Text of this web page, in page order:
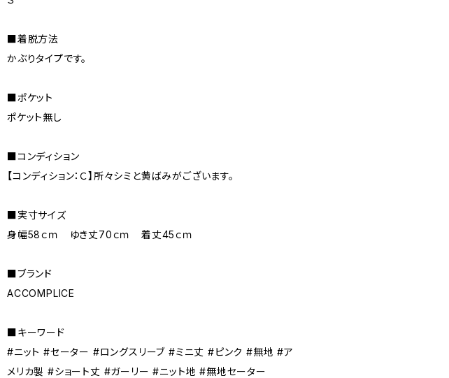
■着脱方法
かぶりタイプです。
■ポケット
ポケット無し
■コンディション
【コンディション：Ｃ】所々シミと黄ばみがございます。
■実寸サイズ
身幅58ｃｍ ゆき丈70ｃｍ 着丈45ｃｍ
■ブランド
ACCOMPLICE
■キーワード
#ニット #セーター #ロングスリーブ #ミニ丈 #ピンク #無地 #ア
メリカ製 #ショート丈 #ガーリー #ニット地 #無地セーター